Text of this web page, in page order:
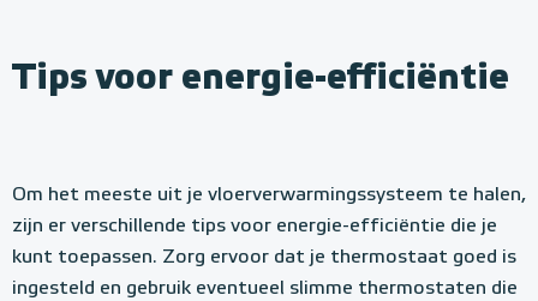
Tips voor energie-efficiëntie
Om het meeste uit je vloerverwarmingssysteem te halen,
zijn er verschillende tips voor energie-efficiëntie die je
kunt toepassen. Zorg ervoor dat je thermostaat goed is
ingesteld en gebruik eventueel slimme thermostaten die